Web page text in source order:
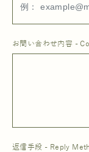
お問い合わせ内容 -
返信手段 - Reply